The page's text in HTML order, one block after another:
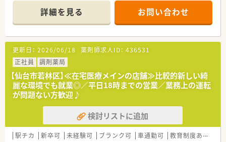
の処方箋枚数は約250枚にのぼります。
■正社員薬剤師6名とパート2名、事務7名が在籍し、若手を中心
に活気のある雰囲気で運営しています。
【求人情報について】
■これまでのご経験やスキルを十分に考慮し、年収450万円から
550万円の範囲で優遇いたします。
■週休2.5日制を採用しており、年間休日は120日と、プライベー
トの時間も大切にできます。
■月々の薬剤師手当や定額業務手当に加え、充実した福利厚生で
社員の生活をしっかりと支えます。
【法人特徴について】
■仙台市を中心に20店舗以上を展開する地域密着型の薬局で、
原則として転居を伴う異動はありません。
詳細を見る お問い合わせ
更新日： 2026/06/18 薬剤師求人ID： 436531
正社員
調剤薬局
【仙台市若林区】≪在宅医療メインの店舗≫比較的新しい綺
麗な環境でも就業◎／平日18時までの営業／業務上の運転
が問題ない方歓迎♪
検討リストに追加
駅チカ 新卒可 未経験可 ブランク可 車通勤可 教育制度あり